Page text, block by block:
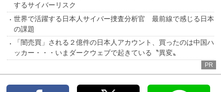
するサイバーリスク
世界で活躍する日本人サイバー捜査分析官 最前線で感じる日本
の課題
「闇売買」される２億件の日本人アカウント、買ったのは中国ハ
ッカー・・・いまダークウェブで起きている〝異変〟
PR